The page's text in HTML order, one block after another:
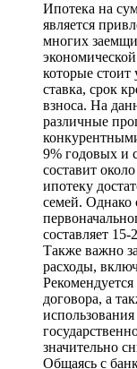
Ипотека на
является
многих
которые стоит
ставка, срок
взноса. На
различные
9% годовых и
составит
ипотеку
семей. Однако
составляет
Также важно
расходы,
договора, а
значительно
Общаясь с